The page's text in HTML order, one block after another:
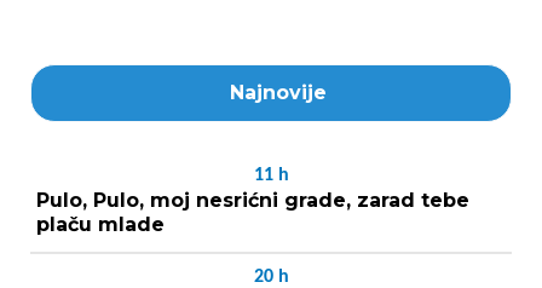
Najnovije
11 h
Pulo, Pulo, moj nesrićni grade, zarad tebe
plaču mlade
20 h